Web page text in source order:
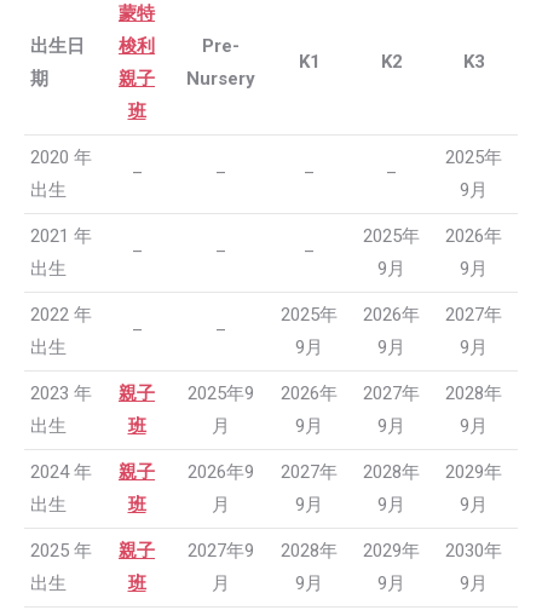
出生日
期
蒙特
梭利
親子
班
Pre-
Nursery
K1 K2 K3
2020 年
出生
– – – –
2025年
9月
2021 年
出生
– – –
2025年
9月
2026年
9月
2022 年
出生
– –
2025年
9月
2026年
9月
2027年
9月
2023 年
出生
親子
班
2025年9
月
2026年
9月
2027年
9月
2028年
9月
2024 年
出生
親子
班
2026年9
月
2027年
9月
2028年
9月
2029年
9月
2025 年
出生
親子
班
2027年9
月
2028年
9月
2029年
9月
2030年
9月